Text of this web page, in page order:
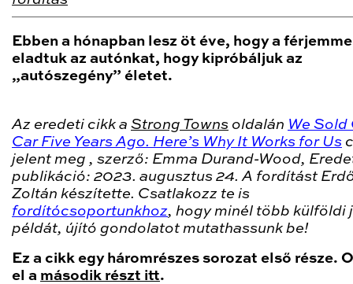
Ebben a hónapban lesz öt éve, hogy a
eladtuk az autónkat, hogy kipróbáljuk az
„autószegény” életet.
Az eredeti cikk a Strong Towns oldalán We Sold
Car Five Years Ago. Here’s Why It Works for Us
jelent meg , szerző: Emma Durand-Wood,
publikáció: 2023. augusztus 24. A fordítást
Zoltán készítette. Csatlakozz te is
fordítócsoportunkhoz, hogy minél több külföldi
példát, újító gondolatot mutathassunk be!
Ez a cikk egy háromrészes sorozat első része.
el a második részt itt.